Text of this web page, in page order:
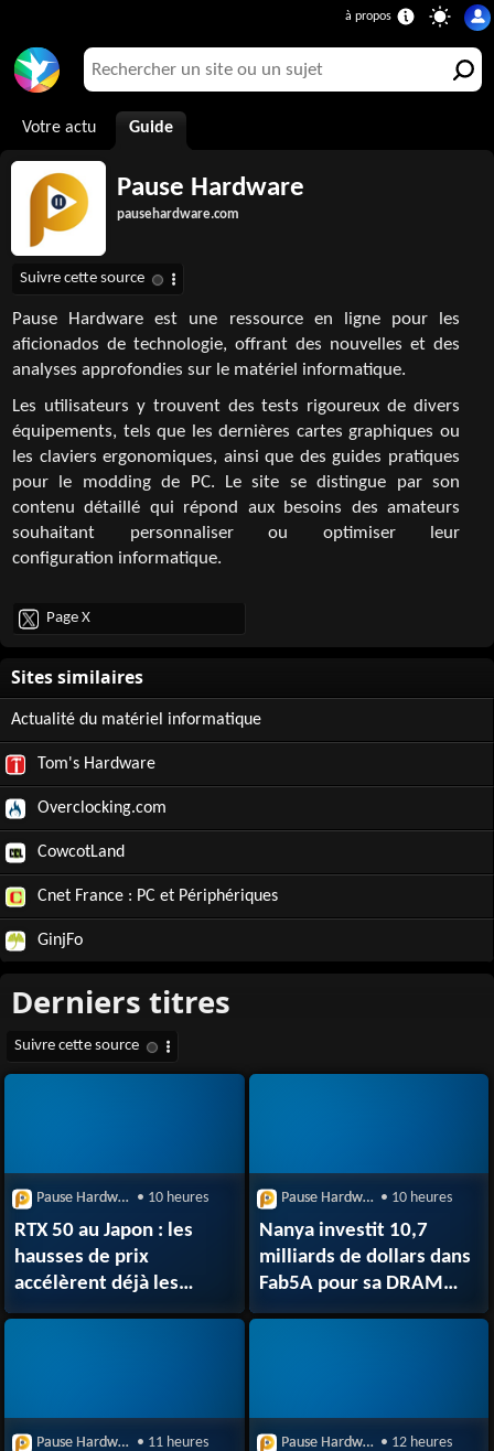
Votre actu Guide
Pause Hardware
pausehardware.com
Pause Hardware est une ressource en ligne pour les
aficionados de technologie, offrant des nouvelles et des
analyses approfondies sur le matériel informatique.
Les utilisateurs y trouvent des tests rigoureux de divers
équipements, tels que les dernières cartes graphiques ou
les claviers ergonomiques, ainsi que des guides pratiques
pour le modding de PC. Le site se distingue par son
contenu détaillé qui répond aux besoins des amateurs
souhaitant personnaliser ou optimiser leur
configuration informatique.
Page X
Actualité du matériel informatique
Tom's Hardware
Overclocking.com
CowcotLand
Cnet France : PC et Périphériques
GinjFo
Pause Hardware • 10 heures
RTX 50 au Japon : les
hausses de prix
accélèrent déjà les
ventes chez
Pause Hardware • 10 heures
Nanya investit 10,7
milliards de dollars dans
Fab5A pour sa DRAM
EUV en 10 nm
Pause Hardware • 11 heures Pause Hardware • 12 heures